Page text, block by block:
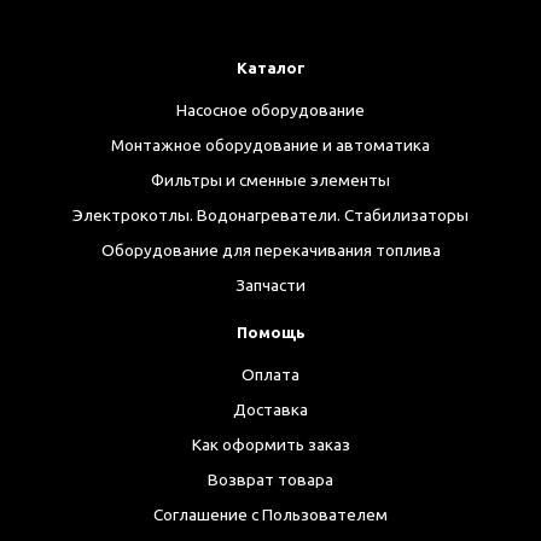
Каталог
Насосное оборудование
Монтажное оборудование и автоматика
Фильтры и сменные элементы
Электрокотлы. Водонагреватели. Стабилизаторы
Оборудование для перекачивания топлива
Запчасти
Помощь
Оплата
Доставка
Как оформить заказ
Возврат товара
Соглашение с Пользователем